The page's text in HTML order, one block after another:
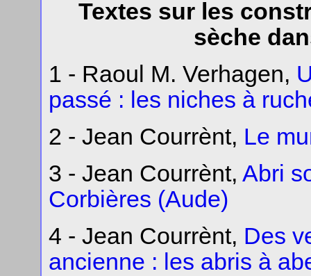
Textes sur les
sèche
1 - Raoul M. Verhagen,
passé : les niches à
2 - Jean Courrènt, Le
3 - Jean Courrènt, Abri
Corbières (Aude)
4 - Jean Courrènt, Des
ancienne : les abris à